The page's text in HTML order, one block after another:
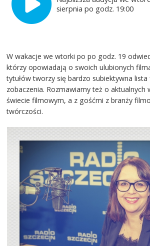
sierpnia po godz. 19:00
W wakacje we wtorki po po godz. 19
którzy opowiadają o swoich ulubionych
tytułów tworzy się bardzo subiektywna
zobaczenia. Rozmawiamy też o aktualnych
świecie filmowym, a z gośćmi z branży
twórczości.